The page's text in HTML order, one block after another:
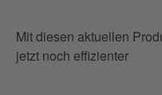
Mit diesen aktuellen
jetzt noch effizienter